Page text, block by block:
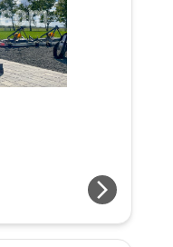
arrow_forward_ios